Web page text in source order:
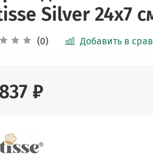
Silver 24х7
(0) Добавить в
₽